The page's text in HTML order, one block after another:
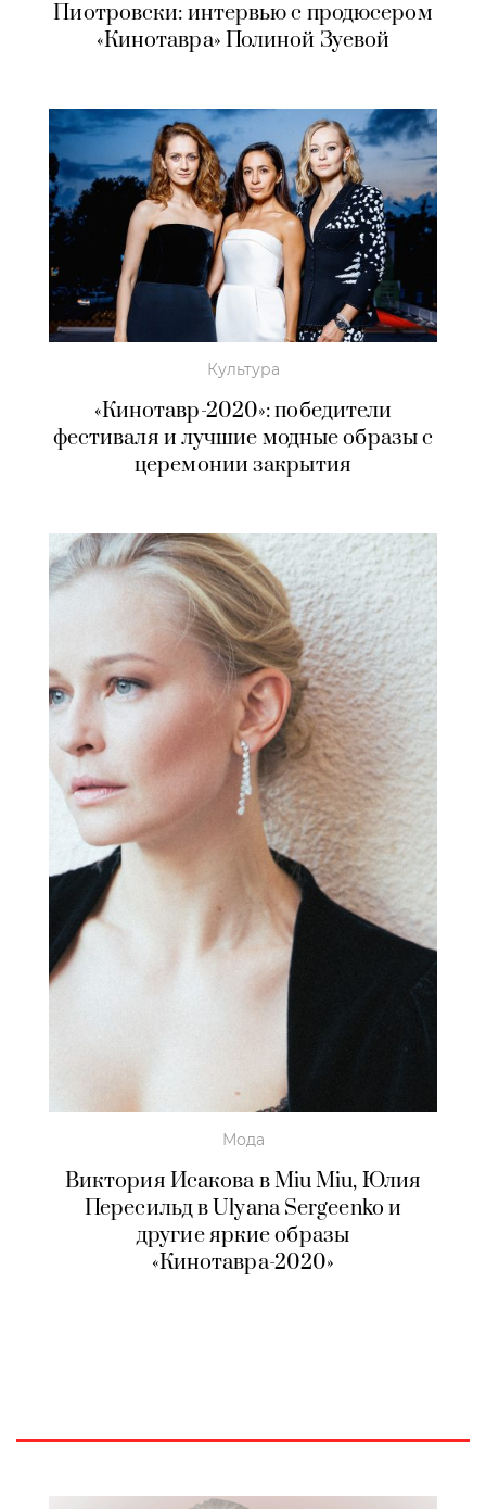
Пиотровски: интервью с продюсером
«Кинотавра» Полиной Зуевой
Культура
«Кинотавр-2020»: победители
фестиваля и лучшие модные образы с
церемонии закрытия
Мода
Виктория Исакова в Miu Miu, Юлия
Пересильд в Ulyana Sergeenko и
другие яркие образы
«Кинотавра-2020»